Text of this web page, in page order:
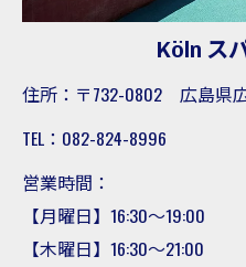
Köln ス
住所：〒732-0802 広島県
TEL：082-824-8996
営業時間：
【月曜日】16:30～19:00
【木曜日】16:30～21:00